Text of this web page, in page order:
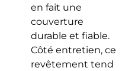
en fait une
couverture
durable et fiable.
Côté entretien, ce
revêtement tend